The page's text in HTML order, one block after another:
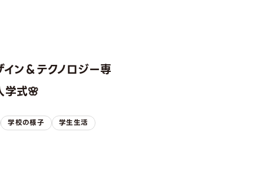
ン＆テクノロジー専
学式🌸
学校の様子 学生生活